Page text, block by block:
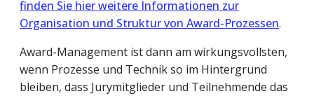
finden Sie hier weitere Informationen zur
Organisation und Struktur von Award-Prozessen.
Award-Management ist dann am wirkungsvollsten,
wenn Prozesse und Technik so im Hintergrund
bleiben, dass Jurymitglieder und Teilnehmende das